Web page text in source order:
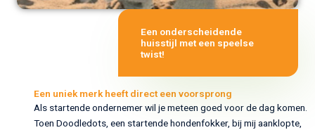
Een onderscheidende
huisstijl met een speelse
twist!
Een uniek merk heeft direct een voorsprong
Als startende ondernemer wil je meteen goed voor de dag komen.
Toen Doodledots, een startende hondenfokker, bij mij aanklopte,